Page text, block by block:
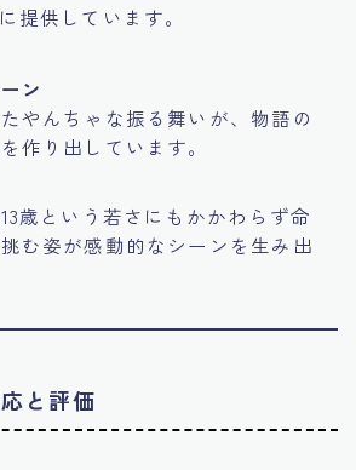
提供しています。
ン
やんちゃな振る舞いが、物語の
作り出しています。
歳という若さにもかかわらず命
む姿が感動的なシーンを生み出
と評価